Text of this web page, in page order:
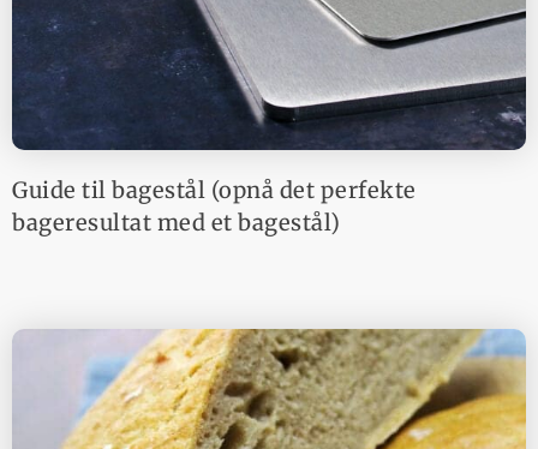
Guide til bagestål (opnå det perfekte
bageresultat med et bagestål)